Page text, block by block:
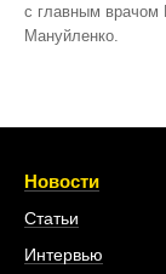
с главным врачом
Мануйленко.
Новости
Статьи
Интервью